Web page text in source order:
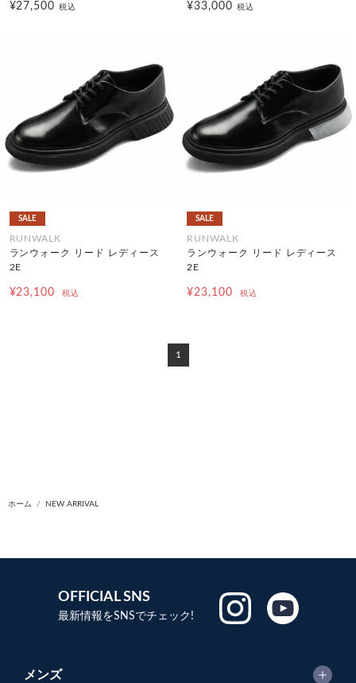
¥27,500税込 ¥33,000 税込
SALE
RUNWALK
ランウォーク リード レディース
2E
¥23,100 税込
SALE
RUNWALK
ランウォーク リード レディース
2E
¥23,100 税込
1
ホーム NEW ARRIVAL
OFFICIAL SNS
最新情報をSNSでチェック!
メンズ